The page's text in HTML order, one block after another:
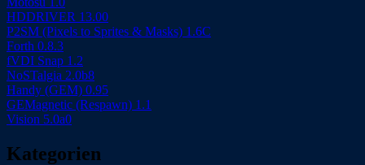
HDDRIVER 13.00
P2SM (Pixels to Sprites & Masks) 1.6C
Forth 0.8.3
fVDI Snap 1.2
NoSTalgia 2.0b8
Handy (GEM) 0.95
GEMagnetic (Respawn) 1.1
Vision 5.0a0
Kategorien